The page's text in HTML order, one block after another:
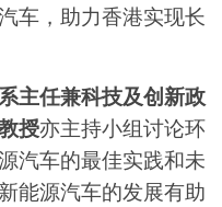
车，助力香港实现长
主任兼科技及创新政
授亦主持小组讨论环
汽车的最佳实践和未
能源汽车的发展有助